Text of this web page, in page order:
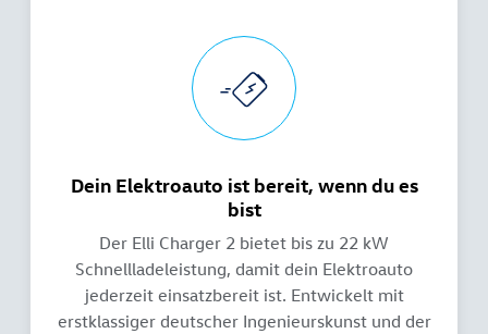
Dein Elektroauto ist bereit, wenn du es
bist
Der Elli Charger 2 bietet bis zu 22 kW
Schnellladeleistung, damit dein Elektroauto
jederzeit einsatzbereit ist. Entwickelt mit
erstklassiger deutscher Ingenieurskunst und der